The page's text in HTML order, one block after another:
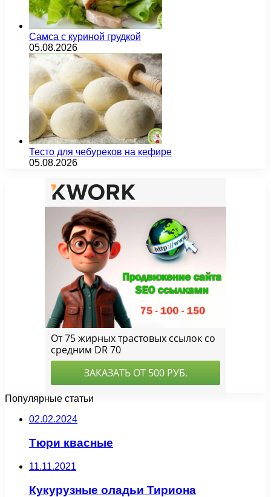
Самса с куриной грудкой
05.08.2026
Тесто для чебуреков на кефире
05.08.2026
Популярные статьи
02.02.2024
Тюри квасные
11.11.2021
Кукурузные оладьи Тириона